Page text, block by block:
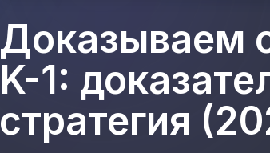
Доказываем
K-1:
стратегия